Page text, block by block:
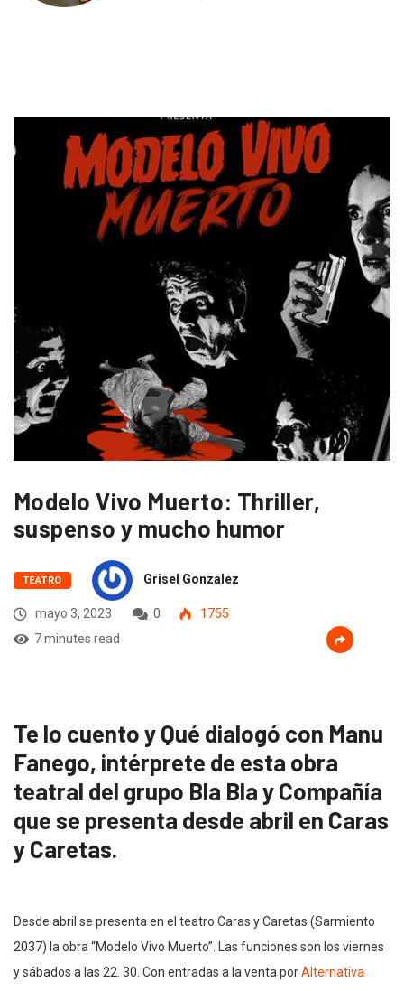
Modelo Vivo Muerto: Thriller,
suspenso y mucho humor
TEATRO Grisel Gonzalez
mayo 3, 2023 0
1755
7 minutes read
Te lo cuento y Qué dialogó con Manu
Fanego, intérprete de esta obra
teatral del grupo Bla Bla y Compañía
que se presenta desde abril en Caras
y Caretas.
Desde abril se presenta en el teatro Caras y Caretas (Sarmiento
2037) la obra “Modelo Vivo Muerto”. Las funciones son los viernes
y sábados a las 22. 30. Con entradas a la venta porAlternativa